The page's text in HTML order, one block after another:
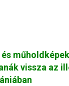
műholdképek
vissza az